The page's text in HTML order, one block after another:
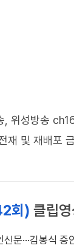
, 위성방송
재 및 재배포
회) 클립
문···김봉식 증